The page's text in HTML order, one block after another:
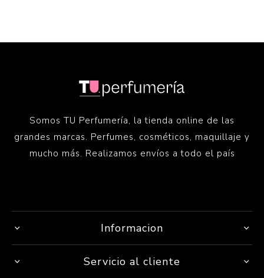
Somos TU Perfumería, la tienda online de las
grandes marcas. Perfumes, cosméticos, maquillaje y
mucho más. Realizamos envíos a todo el país
Informacion
Servicio al cliente